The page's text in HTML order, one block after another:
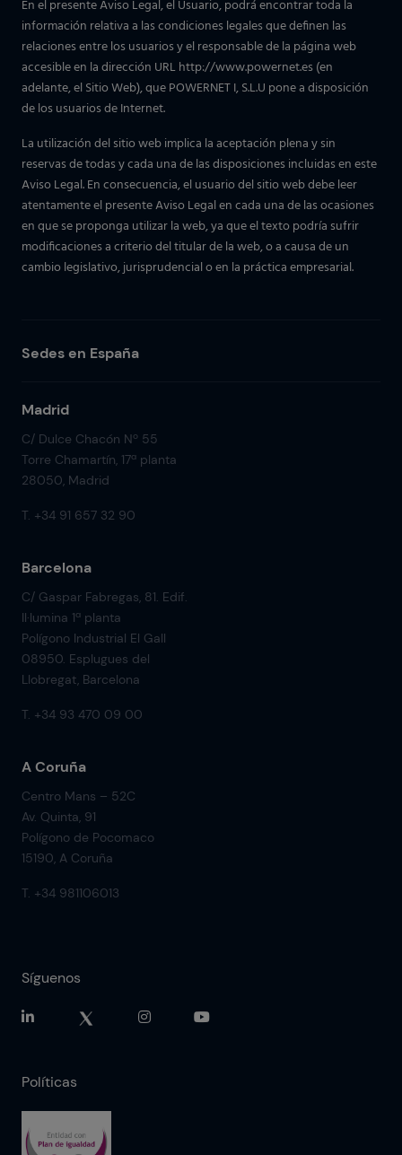
En el presente Aviso Legal, el Usuario, podrá encontrar toda la
información relativa a las condiciones legales que definen las
relaciones entre los usuarios y el responsable de la página web
accesible en la dirección URL http://www.powernet.es (en
adelante, el Sitio Web), que POWERNET I, S.L.U pone a disposición
de los usuarios de Internet.
La utilización del sitio web implica la aceptación plena y sin
reservas de todas y cada una de las disposiciones incluidas en este
Aviso Legal. En consecuencia, el usuario del sitio web debe leer
atentamente el presente Aviso Legal en cada una de las ocasiones
en que se proponga utilizar la web, ya que el texto podría sufrir
modificaciones a criterio del titular de la web, o a causa de un
cambio legislativo, jurisprudencial o en la práctica empresarial.
Sedes en España
Madrid
C/ Dulce Chacón Nº 55
Torre Chamartín, 17ª planta
28050, Madrid
T. +34 91 657 32 90
Barcelona
C/ Gaspar Fabregas, 81. Edif.
Il·lumina 1ª planta
Polígono Industrial El Gall
08950. Esplugues del
Llobregat, Barcelona
T. +34 93 470 09 00
A Coruña
Centro Mans – 52C
Av. Quinta, 91
Polígono de Pocomaco
15190, A Coruña
T. +34 981106013
Síguenos
Políticas